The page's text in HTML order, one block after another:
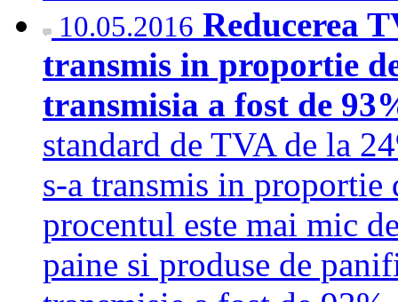
10.05.2016 Reducerea
transmis in proportie
transmisia a fost de
standard de TVA de la
s-a transmis in proportie
procentul este mai mic
paine si produse de